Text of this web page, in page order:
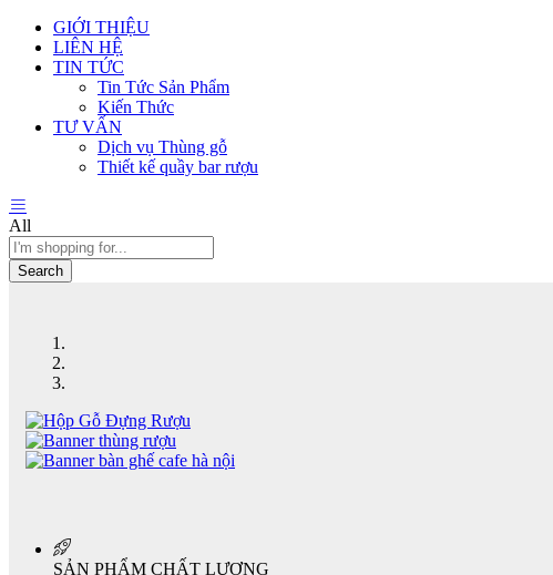
GIỚI THIỆU
LIÊN HỆ
TIN TỨC
Tin Tức Sản Phẩm
Kiến Thức
TƯ VẤN
Dịch vụ Thùng gỗ
Thiết kế quầy bar rượu
All
Search
SẢN PHẨM CHẤT LƯỢNG